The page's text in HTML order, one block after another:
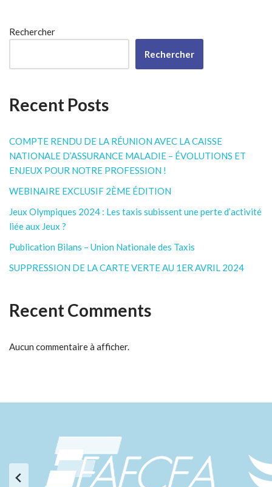
Rechercher
Rechercher
Recent Posts
COMPTE RENDU DE LA RÉUNION AVEC LA CAISSE
NATIONALE D’ASSURANCE MALADIE – ÉVOLUTIONS ET
ENJEUX POUR NOTRE PROFESSION !
WEBINAIRE EXCLUSIF 2ÈME ÉDITION
Jeux Olympiques 2024 : Les taxis subissent une perte d’activité
liée aux Jeux ?
Publication Bilans – Union Nationale des Taxis
SUPPRESSION DE LA CARTE VERTE AU 1ER AVRIL 2024
Recent Comments
Aucun commentaire à afficher.